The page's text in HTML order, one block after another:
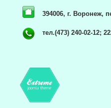
394006, г. Воронеж,
тел.(473) 240-02-12;